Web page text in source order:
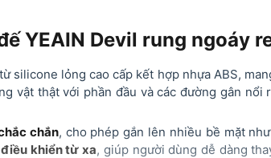
YEAIN Devil rung ngoáy
silicone lỏng cao cấp kết hợp nhựa ABS,
vật thật với phần đầu và các đường gân nổi
chắn, cho phép gắn lên nhiều bề mặt
khiển từ xa, giúp người dùng dễ dàng